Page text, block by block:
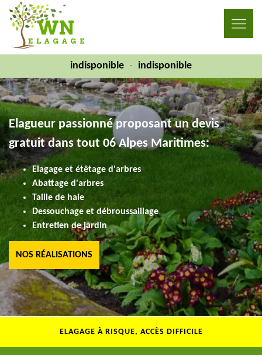
indisponible - indisponible
Elagueur passionné proposant un devis
gratuit dans tout 06 Alpes Maritimes:
Elagage et étêtage d'arbres
Abattage d'arbres
Taille de haie
Dessouchage et débroussaillage
Entretien de jardin
NOS RÉALISATIONS
ELAGAGE À RISQUE, ACCÈS DIFFICILE